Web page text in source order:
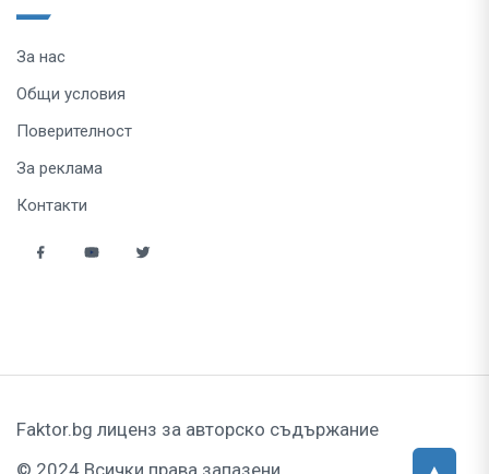
За нас
Общи условия
Поверителност
За реклама
Контакти
Faktor.bg лиценз за авторско съдържание